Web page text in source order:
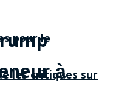
pour le
les critiques sur
à